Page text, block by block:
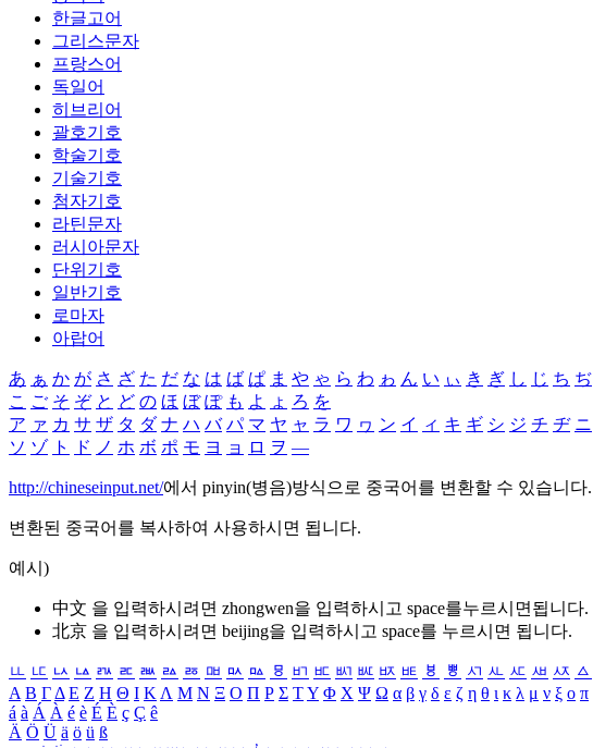
한글고어
그리스문자
프랑스어
독일어
히브리어
괄호기호
학술기호
기술기호
첨자기호
라틴문자
러시아문자
단위기호
일반기호
로마자
아랍어
あ ぁ か が さ ざ た だ な は ば ぱ ま や ゃ ら わ ゎ ん い ぃ き ぎ し じ ち ぢ
こ ご そ ぞ と ど の ほ ぼ ぽ も よ ょ ろ を
ア ァ カ サ ザ タ ダ ナ ハ バ パ マ ヤ ャ ラ ワ ヮ ン イ ィ キ ギ シ ジ チ ヂ ニ
ソ ゾ ト ド ノ ホ ボ ポ モ ヨ ョ ロ ヲ ―
http://chineseinput.net/에서 pinyin(병음)방식으로 중국어를 변환할 수 있습니다.
변환된 중국어를 복사하여 사용하시면 됩니다.
예시)
中文 을 입력하시려면 zhongwen을 입력하시고 space를누르시면됩니다.
北京 을 입력하시려면 beijing을 입력하시고 space를 누르시면 됩니다.
ㅥ ㅦ ㅧ ㅨ ㅩ ㅪ ㅫ ㅬ ㅭ ㅮ ㅯ ㅰ ㅱ ㅲ ㅳ ㅴ ㅵ ㅶ ㅷ ㅸ ㅹ ㅺ ㅻ ㅼ ㅽ ㅾ ㅿ
Α Β ΓΔ Ε Ζ Η Θ Ι ΚΛ Μ Ν Ξ Ο Π Ρ Σ ΤΥ Φ Χ Ψ Ω α β γ δ ε ζ η θ ι κ λ μ ν ξ ο π
á à Á À é è É È ç Ç ê
Ä Ö Ü ä ö ü ß